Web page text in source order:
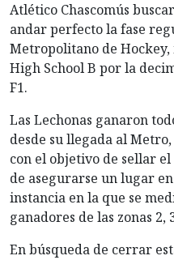
Atlético Chascomús
andar perfecto la fase
Metropolitano de
High School B por la
F1.
Las Lechonas ganaron
desde su llegada al
con el objetivo de sellar el
de asegurarse un lugar
instancia en la que se
ganadores de las zonas 2,
En búsqueda de cerrar